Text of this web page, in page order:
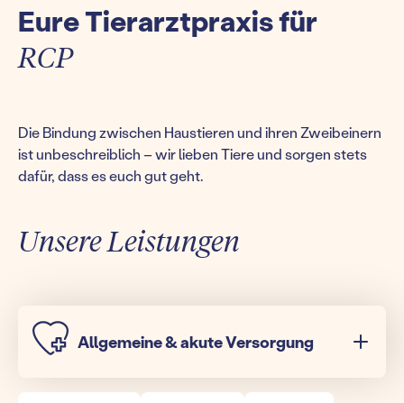
Eure Tierarztpraxis für
RCP
Die Bindung zwischen Haustieren und ihren Zweibeinern
ist unbeschreiblich – wir lieben Tiere und sorgen stets
dafür, dass es euch gut geht.
Unsere Leistungen
Allgemeine & akute Versorgung